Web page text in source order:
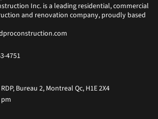
Inc. is a leading residential, commercial
and renovation company, proudly based
4751
Bureau 2, Montreal Qc, H1E 2X4
pm